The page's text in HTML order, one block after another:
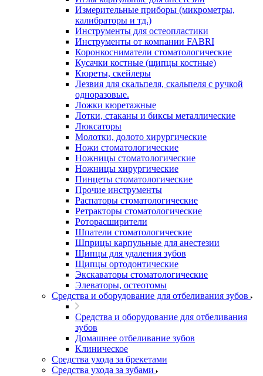
Измерительные приборы (микрометры,
калибраторы и тд.)
Инструменты для остеопластики
Инструменты от компании FABRI
Коронкосниматели стоматологические
Кусачки костные (щипцы костные)
Кюреты, скейлеры
Лезвия для скальпеля, скальпеля с ручкой
одноразовые.
Ложки кюретажные
Лотки, стаканы и биксы металлические
Люксаторы
Молотки, долото хирургические
Ножи стоматологические
Ножницы стоматологические
Ножницы хирургические
Пинцеты стоматологические
Прочие инструменты
Распаторы стоматологические
Ретракторы стоматологические
Роторасширители
Шпатели стоматологические
Шприцы карпульные для анестезии
Щипцы для удаления зубов
Щипцы ортодонтические
Экскаваторы стоматологические
Элеваторы, остеотомы
Средства и оборудование для отбеливания зубов
Средства и оборудование для отбеливания
зубов
Домашнее отбеливание зубов
Клиническое
Средства ухода за брекетами
Средства ухода за зубами